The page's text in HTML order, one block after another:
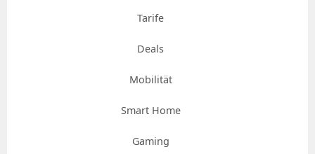
Tarife
Deals
Mobilität
Smart Home
Gaming